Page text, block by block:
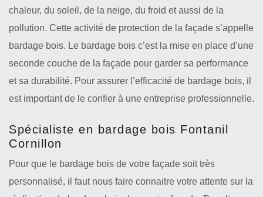
chaleur, du soleil, de la neige, du froid et aussi de la
pollution. Cette activité de protection de la façade s’appelle
bardage bois. Le bardage bois c’est la mise en place d’une
seconde couche de la façade pour garder sa performance
et sa durabilité. Pour assurer l’efficacité de bardage bois, il
est important de le confier à une entreprise professionnelle.
Spécialiste en bardage bois Fontanil
Cornillon
Pour que le bardage bois de votre façade soit très
personnalisé, il faut nous faire connaitre votre attente sur la